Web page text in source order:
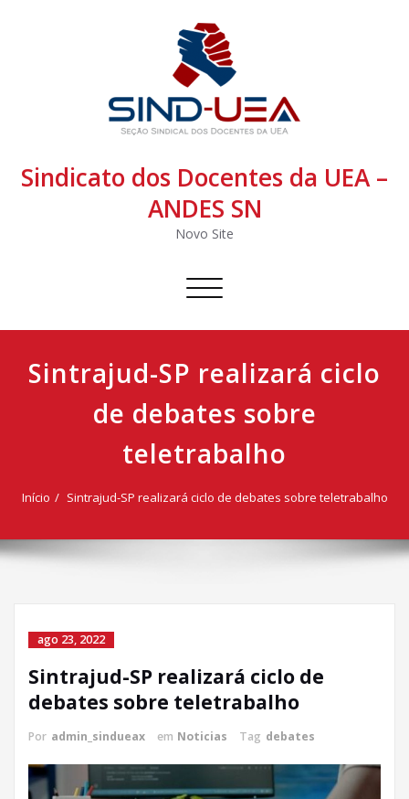
Sindicato dos Docentes da UEA –
ANDES SN
Novo Site
Alternar
Sintrajud-SP realizará ciclo
de debates sobre
teletrabalho
Início Sintrajud-SP realizará ciclo de debates sobre teletrabalho
ago 23, 2022
Sintrajud-SP realizará ciclo de
debates sobre teletrabalho
Por admin_sindueax em Noticias Tag debates